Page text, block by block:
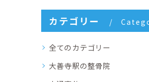
カテゴリー
全てのカテゴリー
大善寺駅の整骨院